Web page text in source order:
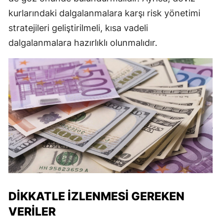
kurlarındaki dalgalanmalara karşı risk yönetimi
stratejileri geliştirilmeli, kısa vadeli
dalgalanmalara hazırlıklı olunmalıdır.
DIKKATLE İZLENMESI GEREKEN
VERILER